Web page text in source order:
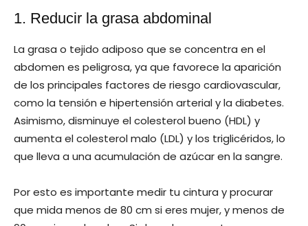
1. Reducir la grasa abdominal
La grasa o tejido adiposo que se concentra en el
abdomen es peligrosa, ya que favorece la aparición
de los principales factores de riesgo cardiovascular,
como la tensión e hipertensión arterial y la diabetes.
Asimismo, disminuye el colesterol bueno (HDL) y
aumenta el colesterol malo (LDL) y los triglicéridos, lo
que lleva a una acumulación de azúcar en la sangre.
Por esto es importante medir tu cintura y procurar
que mida menos de 80 cm si eres mujer, y menos de